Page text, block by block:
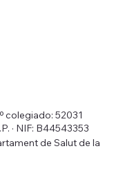
colegiado: 52031
· NIF: B44543353
de Salut de la